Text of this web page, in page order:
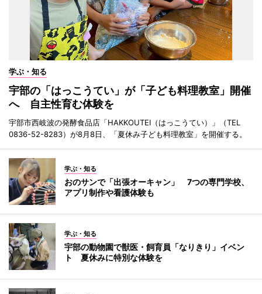
学ぶ・知る
宇部の「はっこうてい」が「子ども料理教室」開催
へ 自主性育む体験を
宇部市西岐波の発酵食品店「HAKKOUTEI（はっこうてい）」（TEL
0836-52-8283）が8月8日、「夏休み子ども料理教室」を開催する。
学ぶ・知る
おのサンで「出張オーキャン」 7つの専門学校、
アプリ制作や看護体験も
学ぶ・知る
宇部の動物園で獣医・飼育員「なりきり」イベン
ト 夏休みに特別な体験を